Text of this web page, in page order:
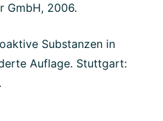
GmbH, 2006.
Substanzen in
Auflage. Stuttgart: